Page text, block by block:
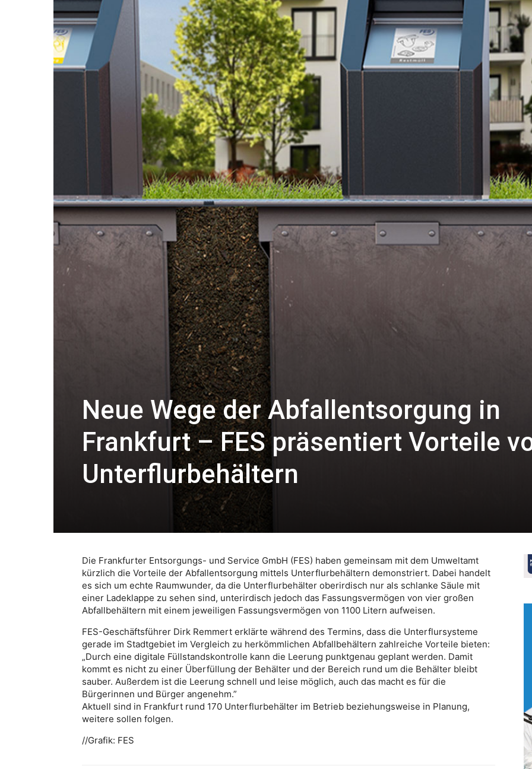
Neue Wege der Abfallentsorgung in
Frankfurt – FES präsentiert Vorteile
Unterflurbehältern
Die Frankfurter Entsorgungs- und Service GmbH (FES) haben gemeinsam mit dem Umweltamt
kürzlich die Vorteile der Abfallentsorgung mittels Unterflurbehältern demonstriert. Dabei handelt
es sich um echte Raumwunder, da die Unterflurbehälter oberirdisch nur als schlanke Säule mit
einer Ladeklappe zu sehen sind, unterirdisch jedoch das Fassungsvermögen von vier großen
Abfallbehältern mit einem jeweiligen Fassungsvermögen von 1100 Litern aufweisen.
FES-Geschäftsführer Dirk Remmert erklärte während des Termins, dass die Unterflursysteme
gerade im Stadtgebiet im Vergleich zu herkömmlichen Abfallbehältern zahlreiche Vorteile bieten:
„Durch eine digitale Füllstandskontrolle kann die Leerung punktgenau geplant werden. Damit
kommt es nicht zu einer Überfüllung der Behälter und der Bereich rund um die Behälter bleibt
sauber. Außerdem ist die Leerung schnell und leise möglich, auch das macht es für die
Bürgerinnen und Bürger angenehm.”
Aktuell sind in Frankfurt rund 170 Unterflurbehälter im Betrieb beziehungsweise in Planung,
weitere sollen folgen.
//Grafik: FES